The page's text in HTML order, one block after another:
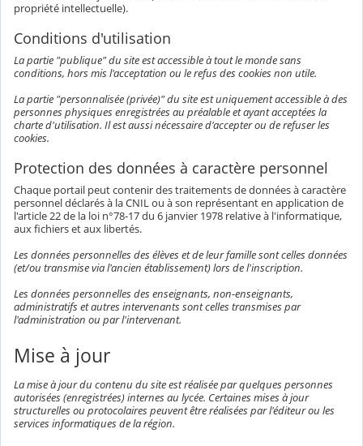
propriété intellectuelle).
Conditions d'utilisation
La partie "publique" du site est accessible à tout le monde sans
conditions, hors mis l'acceptation ou le refus des cookies non utile.
La partie "personnalisée (privée)" du site est uniquement accessible à des
personnes physiques enregistrées au préalable et ayant acceptées la
charte d'utilisation. Il est aussi nécessaire d'accepter ou de refuser les
cookies.
Protection des données à caractère personnel
Chaque portail peut contenir des traitements de données à caractère
personnel déclarés à la CNIL ou à son représentant en application de
l'article 22 de la loi n°78-17 du 6 janvier 1978 relative à l'informatique,
aux fichiers et aux libertés.
Les données personnelles des élèves et de leur famille sont celles données
(et/ou transmise via l'ancien établissement) lors de l'inscription.
Les données personnelles des enseignants, non-enseignants,
administratifs et autres intervenants sont celles transmises par
l'administration ou par l'intervenant.
Mise à jour
La mise à jour du contenu du site est réalisée par quelques personnes
autorisées (enregistrées) internes au lycée. Certaines mises à jour
structurelles ou protocolaires peuvent être réalisées par l'éditeur ou les
services informatiques de la région.